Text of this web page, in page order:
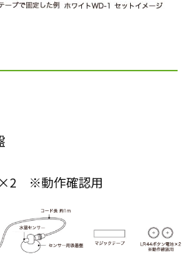
×2 ※動作確認用